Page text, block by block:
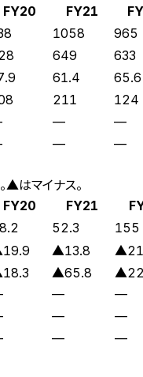
FY20 FY21
1058 965
649 633
61.4 65.6
211 124
— —
— —
▲はマイナス。
FY20 FY21
52.3 155
▲13.8
▲65.8
— —
— —
— —